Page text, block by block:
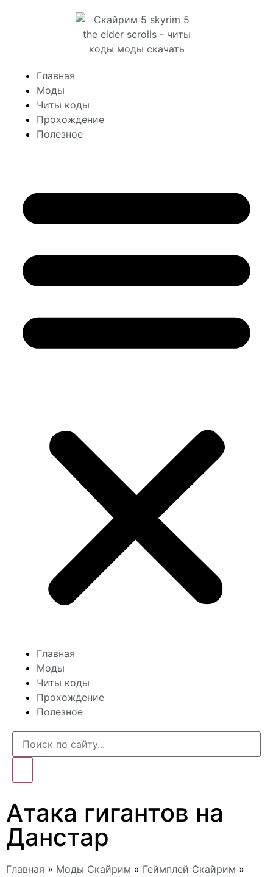
Главная
Моды
Читы коды
Прохождение
Полезное
Главная
Моды
Читы коды
Прохождение
Полезное
Атака гигантов на
Данстар
Главная » Моды Скайрим » Геймплей Скайрим »